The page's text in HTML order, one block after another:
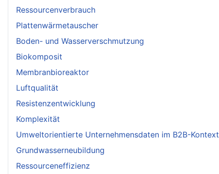
Ressourcenverbrauch
Plattenwärmetauscher
Boden- und Wasserverschmutzung
Biokomposit
Membranbioreaktor
Luftqualität
Resistenzentwicklung
Komplexität
Umweltorientierte Unternehmensdaten im B2B-Kontext
Grundwasserneubildung
Ressourceneffizienz